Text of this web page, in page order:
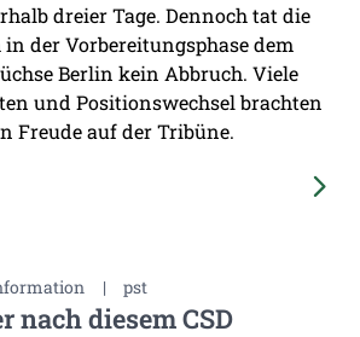
dreier Tage. Dennoch tat die
der Vorbereitungsphase dem
Berlin kein Abbruch. Viele
und Positionswechsel brachten
Freude auf der Tribüne.
| pst
nach diesem CSD